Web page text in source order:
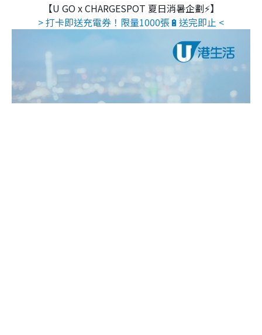
【U GO x CHARGESPOT 夏日消暑企劃⚡】
> 打卡即送充電券！限量1000張🔋送完即止 <